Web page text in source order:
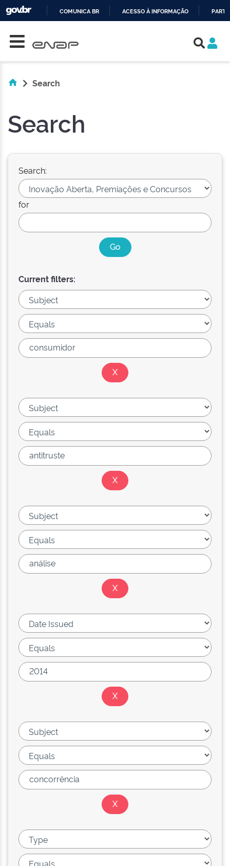
COMUNICA BR ACESSO À INFORMAÇÃO
Search
Search
Search:
for
Current filters: